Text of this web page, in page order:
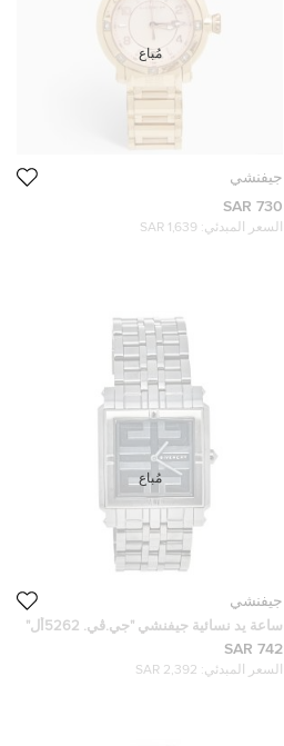
جيفنشي
730 SAR
السعر المبدئي: 1,639 SAR
مُباع
جيفنشي
ساعة يد نسائية جيفنشي "جي.ڨي. 5262أل"
مم
742 SAR
السعر المبدئي: 2,392 SAR
مُباع